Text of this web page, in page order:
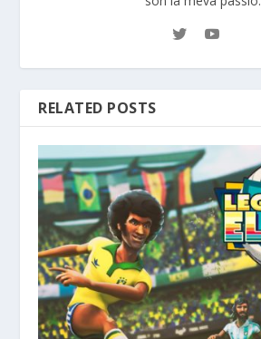
RELATED POSTS